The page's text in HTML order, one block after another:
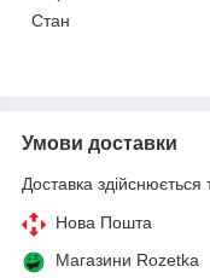
Стан
Умови доставки
Доставка здійснюється
Нова Пошта
Магазини Rozetka